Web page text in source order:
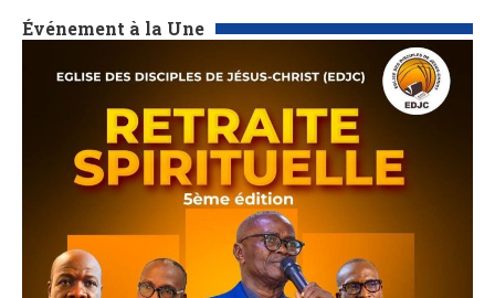
Événement à la Une